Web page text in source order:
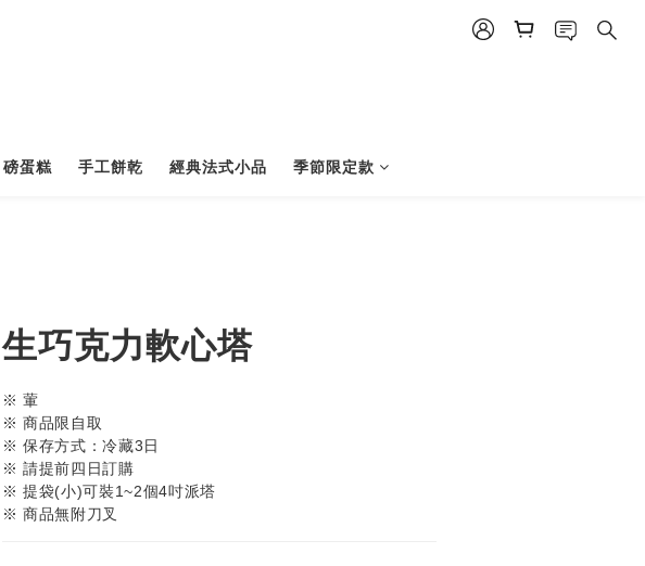
磅蛋糕 手工餅乾 經典法式小品 季節限定款
生巧克力軟心塔
※ 葷
※ 商品限自取
※ 保存方式：冷藏3日
※ 請提前四日訂購
※ 提袋(小)可裝1~2個4吋派塔
※ 商品無附刀叉